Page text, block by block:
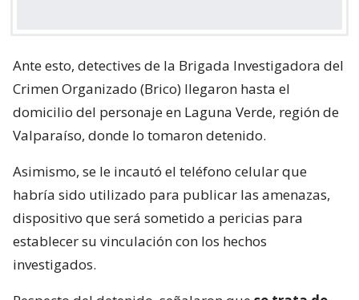
Ante esto, detectives de la Brigada Investigadora del
Crimen Organizado (Brico) llegaron hasta el
domicilio del personaje en Laguna Verde, región de
Valparaíso, donde lo tomaron detenido.
Asimismo, se le incautó el teléfono celular que
habría sido utilizado para publicar las amenazas,
dispositivo que será sometido a pericias para
establecer su vinculación con los hechos
investigados.